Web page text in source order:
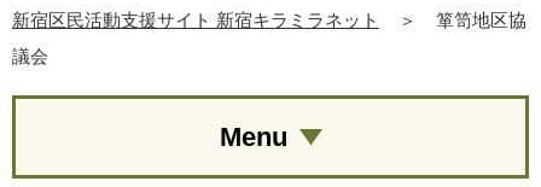
新宿区民活動支援サイト 新宿キラミラネット ＞
箪笥地区協
議会
Menu